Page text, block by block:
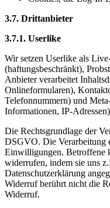
3.7. Drittanbieter
3.7.1. ​Userlike​
Wir setzen Userlike als
(haftungsbeschränkt),
Anbieter verarbeitet
Onlineformularen),
Telefonnummern) und
Informationen, IP-
Die Rechtsgrundlage der
DSGVO. Die Verarbeitung
Einwilligungen. Betroffene
widerrufen, indem sie uns
Datenschutzerklärung
Widerruf berührt nicht die
Widerruf.